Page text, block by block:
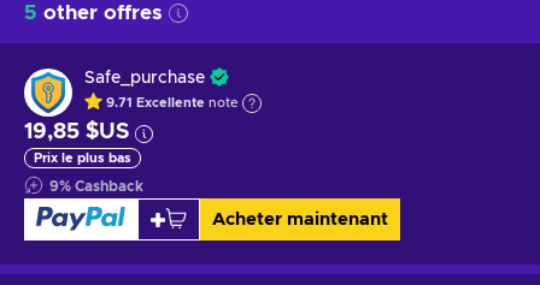
5 other offres
Safe_purchase
9.71 Excellente note
19,85 $US
Prix le plus bas
9% Cashback
Acheter maintenant